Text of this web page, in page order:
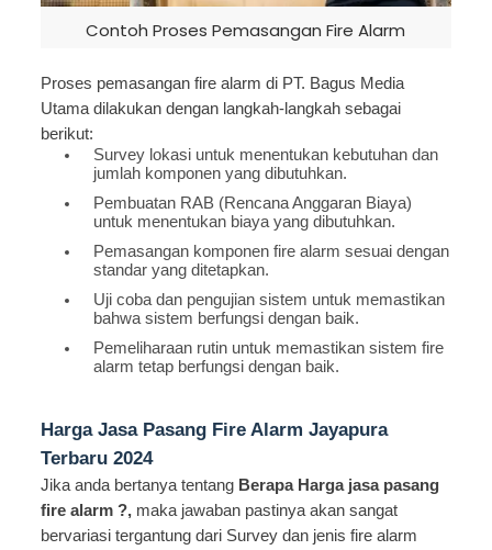
Contoh Proses Pemasangan Fire Alarm
Proses pemasangan fire alarm di PT. Bagus Media
Utama dilakukan dengan langkah-langkah sebagai
berikut:
Survey lokasi untuk menentukan kebutuhan dan
jumlah komponen yang dibutuhkan.
Pembuatan RAB (Rencana Anggaran Biaya)
untuk menentukan biaya yang dibutuhkan.
Pemasangan komponen fire alarm sesuai dengan
standar yang ditetapkan.
Uji coba dan pengujian sistem untuk memastikan
bahwa sistem berfungsi dengan baik.
Pemeliharaan rutin untuk memastikan sistem fire
alarm tetap berfungsi dengan baik.
Harga Jasa Pasang Fire Alarm Jayapura
Terbaru 2024
Jika anda bertanya tentang Berapa Harga jasa pasang
fire alarm ?, maka jawaban pastinya akan sangat
bervariasi tergantung dari Survey dan jenis fire alarm